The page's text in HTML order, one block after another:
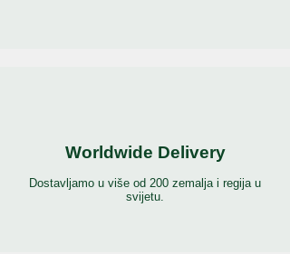
Worldwide Delivery
Dostavljamo u više od 200 zemalja i regija u
svijetu.